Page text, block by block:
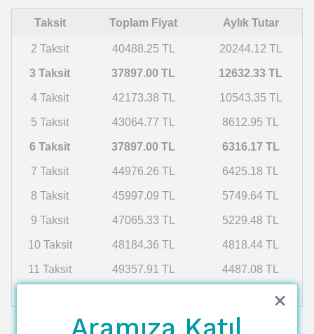
Taksit Toplam Fiyat Aylık Tutar
2 Taksit 40488.25 TL 20244.12 TL
3 Taksit 37897.00 TL 12632.33 TL
4 Taksit 42173.38 TL 10543.35 TL
5 Taksit 43064.77 TL 8612.95 TL
6 Taksit 37897.00 TL 6316.17 TL
7 Taksit 44976.26 TL 6425.18 TL
8 Taksit 45997.09 TL 5749.64 TL
9 Taksit 47065.33 TL 5229.48 TL
10 Taksit 48184.36 TL 4818.44 TL
11 Taksit 49357.91 TL 4487.08 TL
4215.84 TL
Aramıza Katıl